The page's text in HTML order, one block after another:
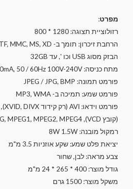
מפרט:
רזולוציית תצוגה: 1280 * 800
הבזק מסוג USB וכו ', עד 32GB
מתח כניסה: 12V 1000mA-2000mA, 50 / 60Hz 100V-240V
פורמט תמונה: JPEG / JPG, BMP
פורמט שמע: תמיכה ב- MP3, WMA
(קובץ VCD), MPG, MPEG, MPEG1, MPEG2, MPEG4
רמקול מובנה: 8W 1.5W
יציאת פלט שמע: שקע אוזניות 3.5 מ"מ
צבע מראה: לבן, שחור
גודל מוצר: 400 * 265 * 24 מ"מ
משקל מוצר: 1500 גרם